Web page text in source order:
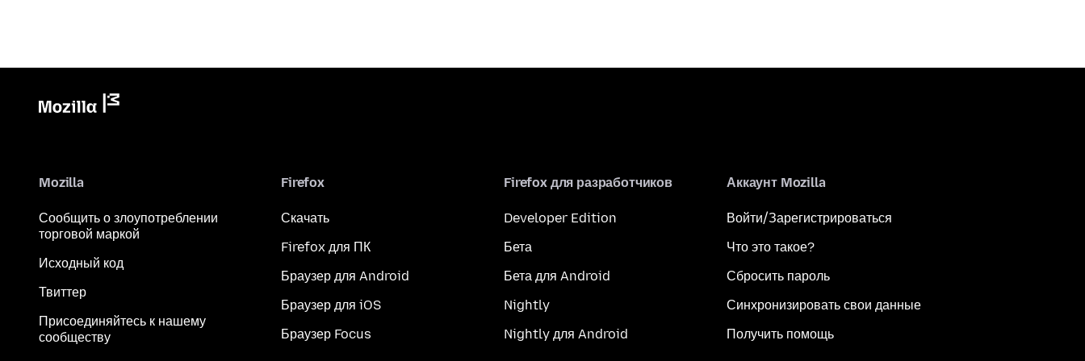
Mozilla
Сообщить о злоупотреблении
торговой маркой
Исходный код
Твиттер
Присоединяйтесь к нашему
сообществу
Firefox
Скачать
Firefox для ПК
Браузер для Android
Браузер для iOS
Браузер Focus
Firefox для разработчиков
Developer Edition
Бета
Бета для Android
Nightly
Nightly для Android
Аккаунт Mozilla
Войти/Зарегистрироваться
Что это такое?
Сбросить пароль
Синхронизировать свои данные
Получить помощь